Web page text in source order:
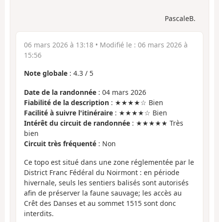
PascaleB.
06 mars 2026 à 13:18 • Modifié le : 06 mars 2026 à
15:56
Note globale : 4.3 / 5
Date de la randonnée : 04 mars 2026
Fiabilité de la description : ★★★★☆ Bien
Facilité à suivre l'itinéraire : ★★★★☆ Bien
Intérêt du circuit de randonnée : ★★★★★ Très
bien
Circuit très fréquenté : Non
Ce topo est situé dans une zone réglementée par le
District Franc Fédéral du Noirmont : en période
hivernale, seuls les sentiers balisés sont autorisés
afin de préserver la faune sauvage; les accès au
Crêt des Danses et au sommet 1515 sont donc
interdits.